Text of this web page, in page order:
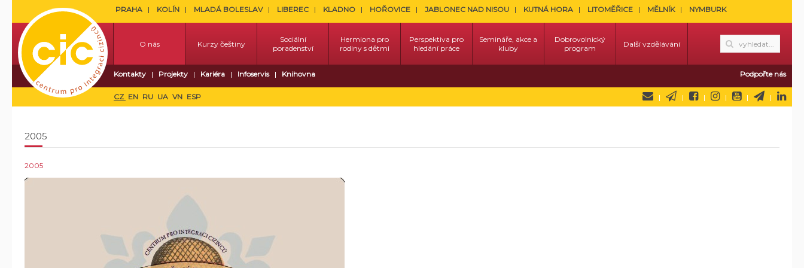
PRAHA KOLÍN MLADÁ BOLESLAV LIBEREC KLADNO HOŘOVICE JABLONEC NAD NISOU KUTNÁ HORA LITOMĚŘICE MĚLNÍK NYMBURK
O nás Kurzy češtiny
Sociální
poradenství
Hermiona pro
rodiny s dětmi
Perspektiva pro
hledání práce
Semináře, akce a
kluby
Dobrovolnický
program
Další vzdělávání
Kontakty Projekty Kariéra Infoservis Knihovna Podpořte nás
CZ EN RU UA VN ESP
2005
2005